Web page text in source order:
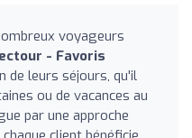
voyageurs
- Favoris
de leurs séjours, qu'il
ou de vacances au
par une approche